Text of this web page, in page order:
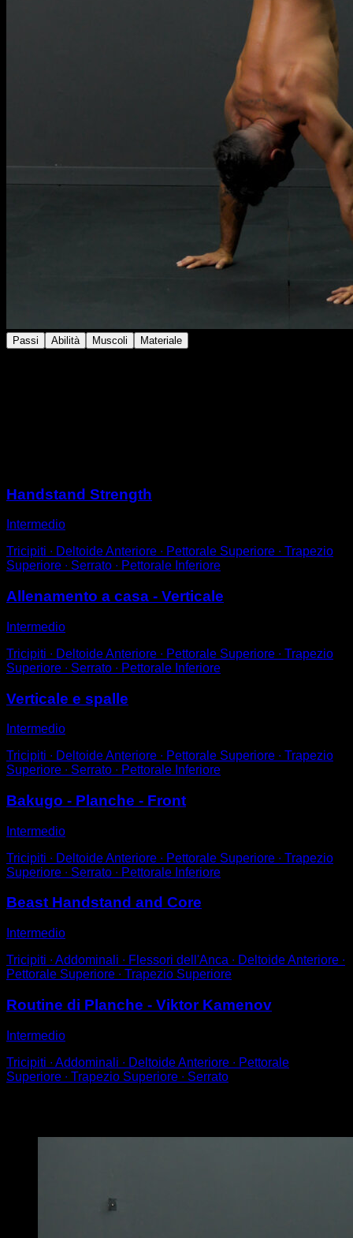
Passi Abilità Muscoli Materiale
Handstand Strength
Intermedio
Tricipiti ∙ Deltoide Anteriore ∙ Pettorale Superiore ∙ Trapezio
Superiore ∙ Serrato ∙ Pettorale Inferiore
Allenamento a casa - Verticale
Intermedio
Tricipiti ∙ Deltoide Anteriore ∙ Pettorale Superiore ∙ Trapezio
Superiore ∙ Serrato ∙ Pettorale Inferiore
Verticale e spalle
Intermedio
Tricipiti ∙ Deltoide Anteriore ∙ Pettorale Superiore ∙ Trapezio
Superiore ∙ Serrato ∙ Pettorale Inferiore
Bakugo - Planche - Front
Intermedio
Tricipiti ∙ Deltoide Anteriore ∙ Pettorale Superiore ∙ Trapezio
Superiore ∙ Serrato ∙ Pettorale Inferiore
Beast Handstand and Core
Intermedio
Tricipiti ∙ Addominali ∙ Flessori dell'Anca ∙ Deltoide Anteriore ∙
Pettorale Superiore ∙ Trapezio Superiore
Routine di Planche - Viktor Kamenov
Intermedio
Tricipiti ∙ Addominali ∙ Deltoide Anteriore ∙ Pettorale
Superiore ∙ Trapezio Superiore ∙ Serrato